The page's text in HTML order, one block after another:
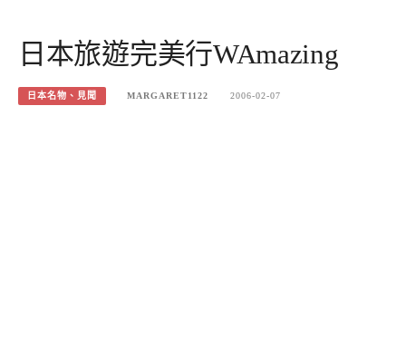
日本旅遊完美行WAmazing
日本名物、見聞 MARGARET1122 2006-02-07